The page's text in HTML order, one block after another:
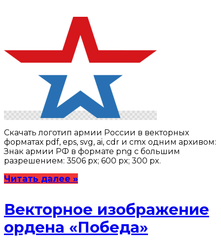
Скачать логотип армии России в векторных
форматах pdf, eps, svg, ai, cdr и cmx одним архивом:
Знак армии РФ в формате png с большим
разрешением: 3506 px; 600 px; 300 px.
Читать далее »
Векторное изображение
ордена «Победа»